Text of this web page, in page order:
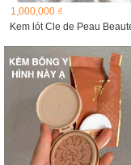
1,000,000 ₫